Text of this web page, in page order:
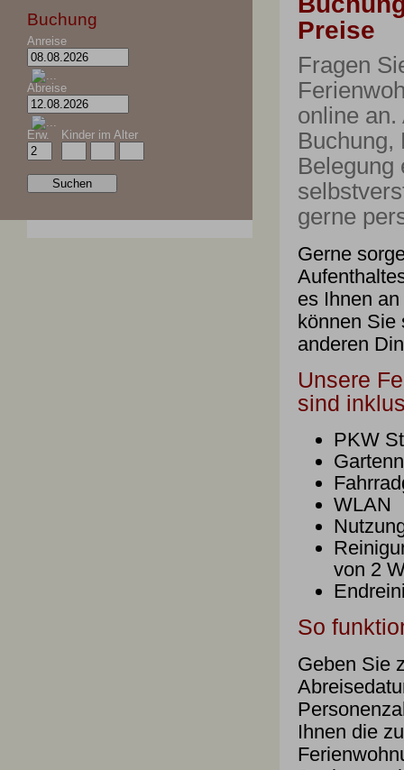
Preise
Fragen
online
Buchung,
Belegung
gerne
Gerne
es Ihnen
können Sie
anderen
Unsere
sind
PKW
WLAN
von 2
So
Geben Sie
Ihnen die
Buchung
Anreise
Abreise
Erw. Kinder im Alter